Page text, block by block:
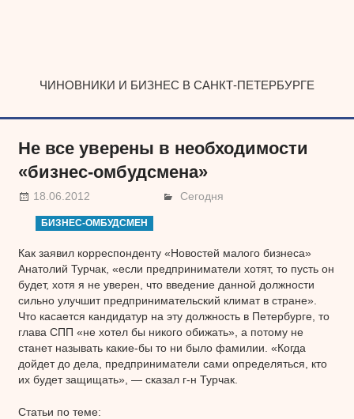
ЧИНОВНИКИ И БИЗНЕС В САНКТ-ПЕТЕРБУРГЕ
Не все уверены в необходимости
«бизнес-омбудсмена»
18.06.2012 Сегодня
БИЗНЕС-ОМБУДСМЕН
Как заявил корреспонденту «Новостей малого бизнеса»
Анатолий Турчак, «если предприниматели хотят, то пусть он
будет, хотя я не уверен, что введение данной должности
сильно улучшит предпринимательский климат в стране».
Что касается кандидатур на эту должность в Петербурге, то
глава СПП «не хотел бы никого обижать», а потому не
станет называть какие-бы то ни было фамилии. «Когда
дойдет до дела, предприниматели сами определяться, кто
их будет защищать», — сказал г-н Турчак.
Статьи по теме: